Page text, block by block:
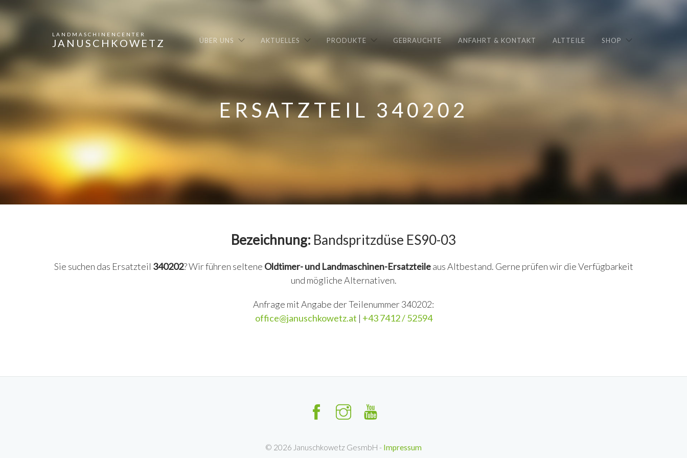
LANDMASCHINENCENTER
JANUSCHKOWETZ ÜBER UNS AKTUELLES PRODUKTE GEBRAUCHTE ANFAHRT & KONTAKT ALTTEILE SHOP
ERSATZTEIL 340202
Bezeichnung: Bandspritzdüse ES90-03
Sie suchen das Ersatzteil 340202? Wir führen seltene Oldtimer- und Landmaschinen-Ersatzteileaus Altbestand. Gerne prüfen wir die Verfügbarkeit
und mögliche Alternativen.
Anfrage mit Angabe der Teilenummer 340202:
office@januschkowetz.at | +43 7412 / 52594
© 2026 Januschkowetz GesmbH - Impressum